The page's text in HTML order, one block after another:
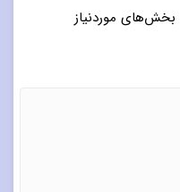
بخش‌های موردنیاز